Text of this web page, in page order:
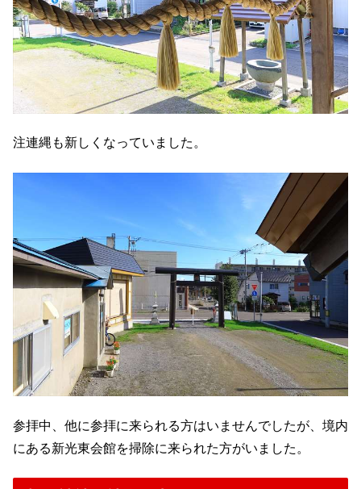
注連縄も新しくなっていました。
参拝中、他に参拝に来られる方はいませんでしたが、境内
にある新光東会館を掃除に来られた方がいました。